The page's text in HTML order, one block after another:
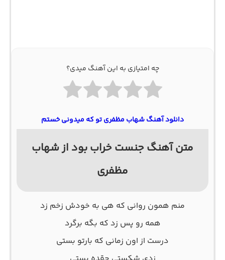
چه امتیازی به این آهنگ میدی؟
دانلود آهنگ شهاب مظفری تو که میدونی خستم
متن آهنگ جنست خراب بود از شهاب
مظفری
منم همون روانی که هی به خودش زخم زد
همه رو پس زد که بگه برگرد
درست از اون زمانی که بارتو بستی